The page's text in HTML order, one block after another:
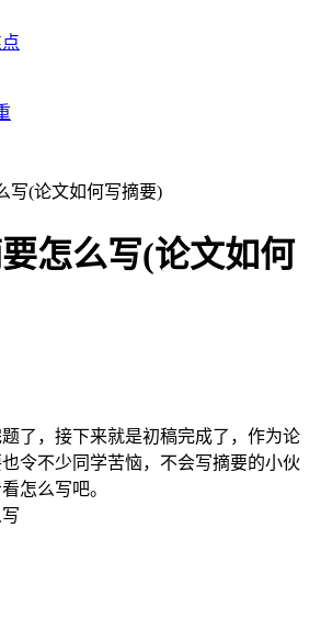
写(论文如何写摘要)
怎么写(论文如何
了，接下来就是初稿完成了，作为论
令不少同学苦恼，不会写摘要的小伙
怎么写吧。